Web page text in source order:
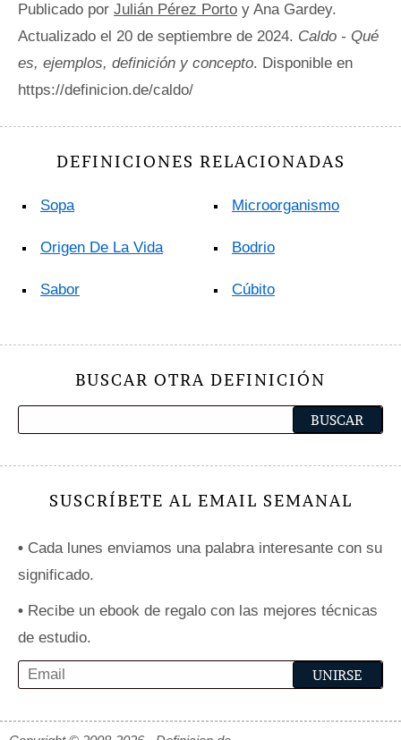
Publicado por Julián Pérez Porto y Ana Gardey.
Actualizado el 20 de septiembre de 2024. Caldo - Qué
es, ejemplos, definición y concepto. Disponible en
https://definicion.de/caldo/
DEFINICIONES RELACIONADAS
Sopa
Origen De La Vida
Sabor
Microorganismo
Bodrio
Cúbito
BUSCAR OTRA DEFINICIÓN
SUSCRÍBETE AL EMAIL SEMANAL
• Cada lunes enviamos una palabra interesante con su
significado.
• Recibe un ebook de regalo con las mejores técnicas
de estudio.